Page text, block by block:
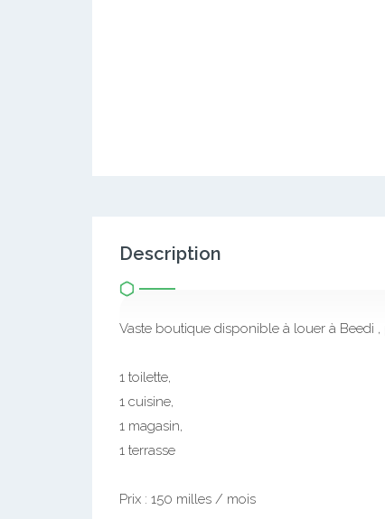
Description
Vaste boutique disponible à louer à Beedi
1 toilette,
1 cuisine,
1 magasin,
1 terrasse
Prix : 150 milles / mois